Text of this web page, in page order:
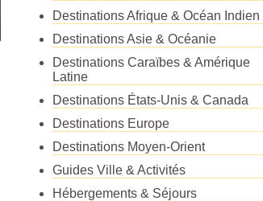
Destinations Afrique & Océan Indien
Destinations Asie & Océanie
Destinations Caraïbes & Amérique
Latine
Destinations États-Unis & Canada
Destinations Europe
Destinations Moyen-Orient
Guides Ville & Activités
Hébergements & Séjours